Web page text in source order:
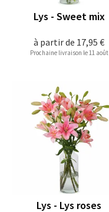
à partir de 17,95 €
Lys - Sweet mix
Prochaine livraison le 11 août
Lys - Lys roses